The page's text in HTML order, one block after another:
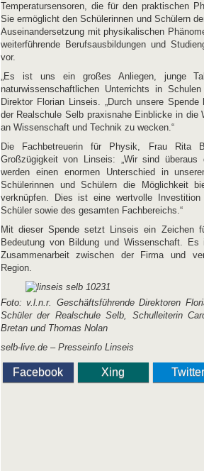
Temperatursensoren, die für den praktischen
Sie ermöglicht den Schülerinnen und Schülern
Auseinandersetzung mit physikalischen
weiterführende Berufsausbildungen und
vor.
„Es ist uns ein großes Anliegen, junge
naturwissenschaftlichen Unterrichts in
Direktor Florian Linseis. „Durch unsere
der Realschule Selb praxisnahe Einblicke in
an Wissenschaft und Technik zu wecken.“
Die Fachbetreuerin für Physik, Frau Rita
Großzügigkeit von Linseis: „Wir sind
werden einen enormen Unterschied in
Schülerinnen und Schülern die Möglichkeit
verknüpfen. Dies ist eine wertvolle
Schüler sowie des gesamten Fachbereichs.“
Mit dieser Spende setzt Linseis ein Zeichen
Bedeutung von Bildung und Wissenschaft.
Zusammenarbeit zwischen der Firma und
Region.
Foto: v.l.n.r. Geschäftsführende Direktoren
Schüler der Realschule Selb, Schulleiterin
Bretan und Thomas Nolan
selb-live.de – Presseinfo Linseis
Facebook Xing Twitter